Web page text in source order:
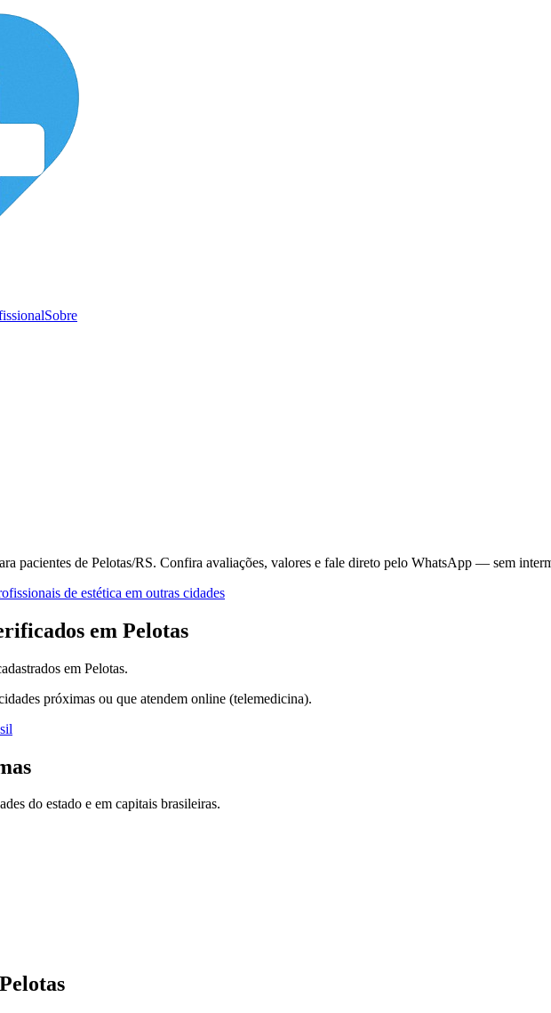
Sobre
pacientes de Pelotas/RS. Confira avaliações, valores e fale direto pelo WhatsApp — sem
de estética em outras cidades
em Pelotas
em Pelotas.
próximas ou que atendem online (telemedicina).
do estado e em capitais brasileiras.
Pelotas